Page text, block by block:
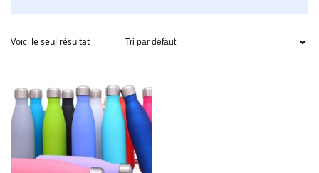
Voici le seul résultat